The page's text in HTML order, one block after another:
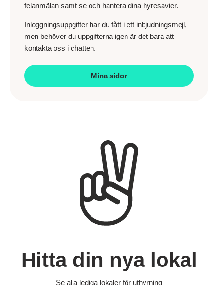
felanmälan samt se och hantera dina hyresavier.
Inloggningsuppgifter har du fått i ett inbjudningsmejl,
men behöver du uppgifterna igen är det bara att
kontakta oss i chatten.
Mina sidor
Hitta din nya lokal
Se alla lediga lokaler för uthyrning